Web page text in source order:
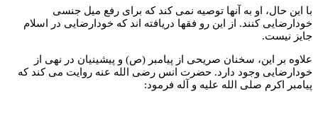
با این حال، او به آنها توصیه نمی کند که برای رفع میل جنسی
خودارضایی کنند. از این رو فقها دریافته اند که خودارضایی در اسلام
جایز نیست.
علاوه بر این، سخنان صریحی از پیامبر (ص) و پیشینیان در نهی از
خودارضایی وجود دارد. حضرت انس رضی الله عنه روایت می کند که
پیامبر اکرم صلی الله علیه و آله فرمود: